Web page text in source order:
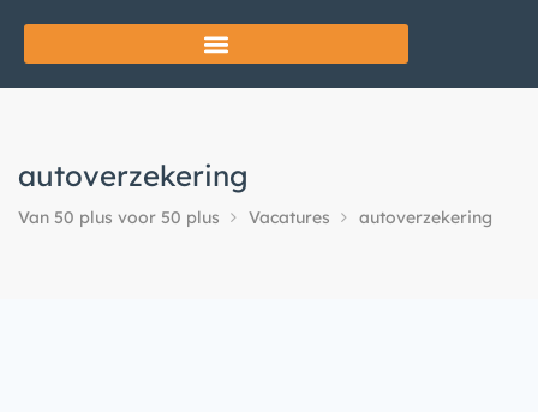
autoverzekering
Van 50 plus voor 50 plus Vacatures autoverzekering